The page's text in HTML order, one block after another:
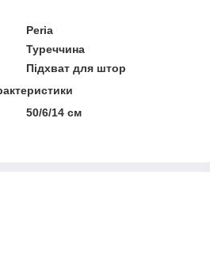
Peria
Туреччина
Підхват для штор
50/6/14 см